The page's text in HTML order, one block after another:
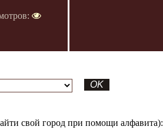
свой город при помощи алфавита):